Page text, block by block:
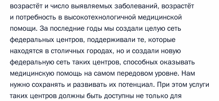
возрастёт и число выявляемых заболеваний, возрастёт
и потребность в высокотехнологичной медицинской
помощи. За последние годы мы создали целую сеть
федеральных центров, поддерживали те, которые
находятся в столичных городах, но и создали новую
федеральную сеть таких центров, способных оказывать
медицинскую помощь на самом передовом уровне. Нам
нужно сохранять и развивать их потенциал. При этом услуги
таких центров должны быть доступны не только для